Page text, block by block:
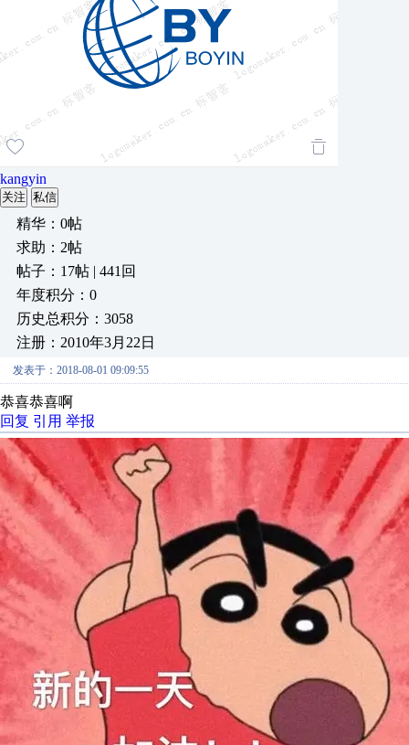
kangyin
关注 私信
精华：0帖
求助：2帖
帖子：17帖 | 441回
年度积分：0
历史总积分：3058
注册：2010年3月22日
发表于：2018-08-01 09:09:55
恭喜恭喜啊
回复 引用 举报